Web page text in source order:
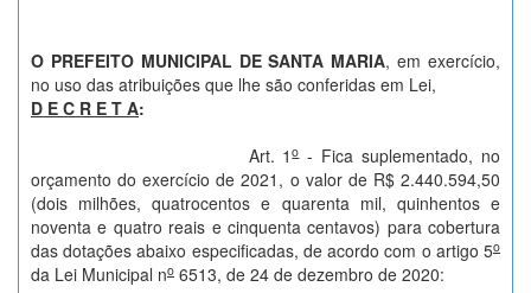
O PREFEITO MUNICIPAL DE SANTA MARIA, em exercício,
no uso das atribuições que lhe são conferidas em Lei,
D E C R E T A:
Art. 1o- Fica suplementado, no
orçamento do exercício de 2021, o valor de R$ 2.440.594,50
(dois milhões, quatrocentos e quarenta mil, quinhentos e
noventa e quatro reais e cinquenta centavos) para cobertura
das dotações abaixo especificadas, de acordo com o artigo 5o
da Lei Municipal no 6513, de 24 de dezembro de 2020: